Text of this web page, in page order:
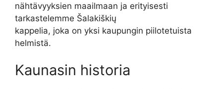
nähtävyyksien maailmaan ja erityisesti
tarkastelemme Šalakiškių
kappelia, joka on yksi kaupungin piilotetuista
helmistä.
Kaunasin historia